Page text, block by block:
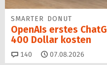
SMARTER DONUT
OpenAIs erstes
400 Dollar kosten
140 Kommentare
07.08.2026